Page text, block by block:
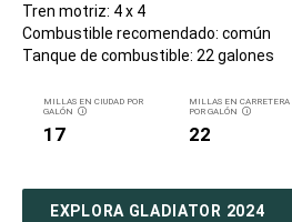
Tren motriz: 4 x 4
Combustible recomendado: común
Tanque de combustible: 22 galones
MILLAS EN CIUDAD POR
GALÓN
DISCLOSURE
17
MILLAS EN CARRETERA
POR GALÓN
DISCLOSURE
22
EXPLORA GLADIATOR 2024